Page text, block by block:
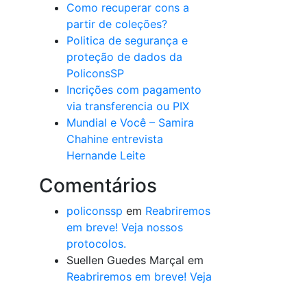
Como recuperar cons a
partir de coleções?
Politica de segurança e
proteção de dados da
PoliconsSP
Incrições com pagamento
via transferencia ou PIX
Mundial e Você – Samira
Chahine entrevista
Hernande Leite
Comentários
policonssp em Reabriremos
em breve! Veja nossos
protocolos.
Suellen Guedes Marçal em
Reabriremos em breve! Veja